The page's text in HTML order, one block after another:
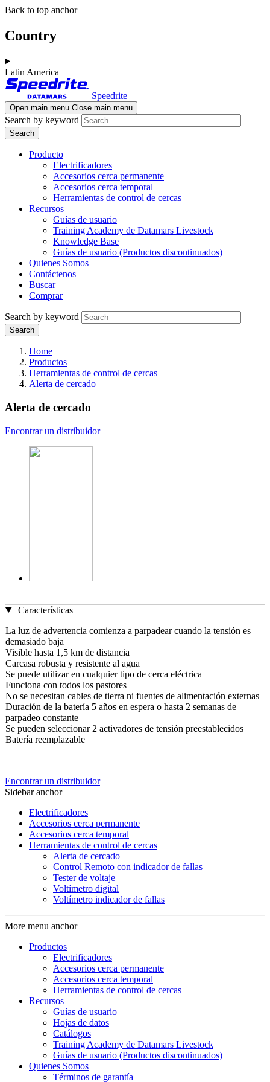
Skip
main
content
Skip
navigation
Back to top anchor
Country
Latin America
Speedrite
Open main menu Close main menu
Search by keyword
Producto
Electrificadores
Accesorios cerca permanente
Accesorios cerca temporal
Herramientas de control de cercas
Recursos
Guías de usuario
Training Academy de Datamars Livestock
Knowledge Base
Guías de usuario (Productos discontinuados)
Quienes Somos
Contáctenos
Buscar
Comprar
Search by keyword
Home
Productos
Herramientas de control de cercas
Alerta de cercado
Alerta de cercado
Encontrar un distribuidor
Características
La luz de advertencia comienza a parpadear cuando la tensión es
demasiado baja
Visible hasta 1,5 km de distancia
Carcasa robusta y resistente al agua
Se puede utilizar en cualquier tipo de cerca eléctrica
Funciona con todos los pastores
No se necesitan cables de tierra ni fuentes de alimentación externas
Duración de la batería 5 años en espera o hasta 2 semanas de
parpadeo constante
Se pueden seleccionar 2 activadores de tensión preestablecidos
Batería reemplazable
Encontrar un distribuidor
Sidebar anchor
Electrificadores
Accesorios cerca permanente
Accesorios cerca temporal
Herramientas de control de cercas
Alerta de cercado
Control Remoto con indicador de fallas
Tester de voltaje
Voltímetro digital
Voltímetro indicador de fallas
More menu anchor
Productos
Electrificadores
Accesorios cerca permanente
Accesorios cerca temporal
Herramientas de control de cercas
Recursos
Guías de usuario
Hojas de datos
Catálogos
Training Academy de Datamars Livestock
Guías de usuario (Productos discontinuados)
Quienes Somos
Términos de garantía